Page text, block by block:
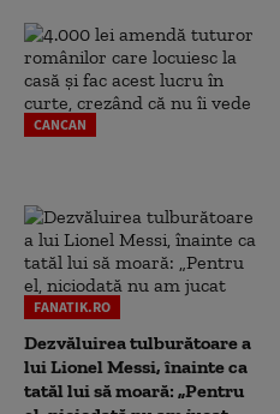
CANCAN
FANATIK.RO
Dezvăluirea tulburătoare a
lui Lionel Messi, înainte ca
tatăl lui să moară: „Pentru